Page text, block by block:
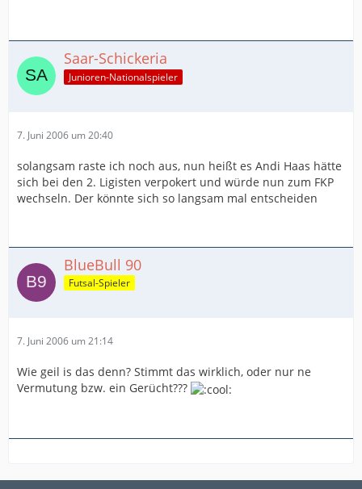
Saar-Schickeria
Junioren-Nationalspieler
7. Juni 2006 um 20:40
solangsam raste ich noch aus, nun heißt es Andi Haas hätte
sich bei den 2. Ligisten verpokert und würde nun zum FKP
wechseln. Der könnte sich so langsam mal entscheiden
BlueBull 90
Futsal-Spieler
7. Juni 2006 um 21:14
Wie geil is das denn? Stimmt das wirklich, oder nur ne
Vermutung bzw. ein Gerücht???